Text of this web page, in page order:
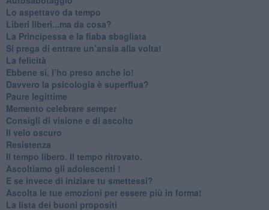
​Lo aspettavo da tempo
​Liberi liberi...ma da cosa?
​La Principessa e la fiaba sbagliata
Si prega di entrare un’ansia alla volta!
​La felicità
​Ebbene sì, l’ho preso anche io!
​Davvero la psicologia è superflua?
Paure legittime
​Memento celebrare semper
​Consigli di visione e di ascolto
​Il velo oscuro
Resistenza
​Il tempo libero. Il tempo ritrovato.
Ascoltiamo gli adolescenti !
​E se invece di iniziare tu smettessi?
​Ascolta le tue emozioni per essere più in forma!
​La lista dei buoni propositi